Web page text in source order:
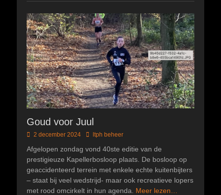
Goud voor Juul
Geplaatst
2 december 2024 Author
ltph beheer
Afgelopen zondag vond 40ste editie van de
prestigieuze Kapellerbosloop plaats. De bosloop op
geaccidenteerd terrein met enkele echte kuitenbijters
– staat bij veel wedstrijd- maar ook recreatieve lopers
met rood omcirkelt in hun agenda. Meer lezen…